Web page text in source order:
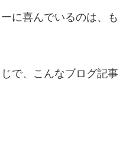
に喜んでいるのは、も
で、こんなブログ記事